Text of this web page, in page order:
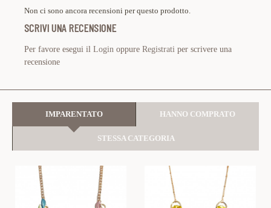
Non ci sono ancora recensioni per questo prodotto.
SCRIVI UNA RECENSIONE
Per favore esegui il Login oppure Registrati per scrivere una
recensione
IMPARENTATO HANNO COMPRATO
STESSA CATEGORIA